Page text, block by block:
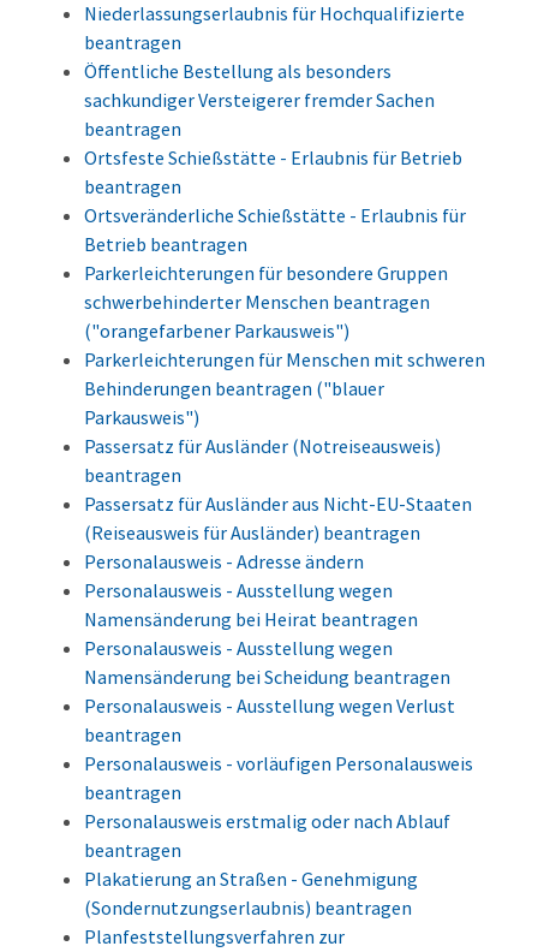
Niederlassungserlaubnis für Hochqualifizierte
beantragen
Öffentliche Bestellung als besonders
sachkundiger Versteigerer fremder Sachen
beantragen
Ortsfeste Schießstätte - Erlaubnis für Betrieb
beantragen
Ortsveränderliche Schießstätte - Erlaubnis für
Betrieb beantragen
Parkerleichterungen für besondere Gruppen
schwerbehinderter Menschen beantragen
("orangefarbener Parkausweis")
Parkerleichterungen für Menschen mit schweren
Behinderungen beantragen ("blauer
Parkausweis")
Passersatz für Ausländer (Notreiseausweis)
beantragen
Passersatz für Ausländer aus Nicht-EU-Staaten
(Reiseausweis für Ausländer) beantragen
Personalausweis - Adresse ändern
Personalausweis - Ausstellung wegen
Namensänderung bei Heirat beantragen
Personalausweis - Ausstellung wegen
Namensänderung bei Scheidung beantragen
Personalausweis - Ausstellung wegen Verlust
beantragen
Personalausweis - vorläufigen Personalausweis
beantragen
Personalausweis erstmalig oder nach Ablauf
beantragen
Plakatierung an Straßen - Genehmigung
(Sondernutzungserlaubnis) beantragen
Planfeststellungsverfahren zur